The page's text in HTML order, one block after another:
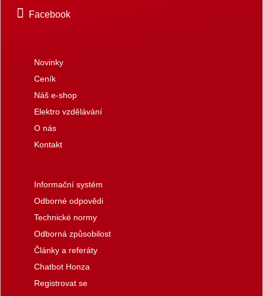
Facebook
Novinky
Ceník
Náš e-shop
Elektro vzdělávání
O nás
Kontakt
Informační systém
Odborné odpovědi
Technické normy
Odborná způsobilost
Články a referáty
Chatbot Honza
Registrovat se